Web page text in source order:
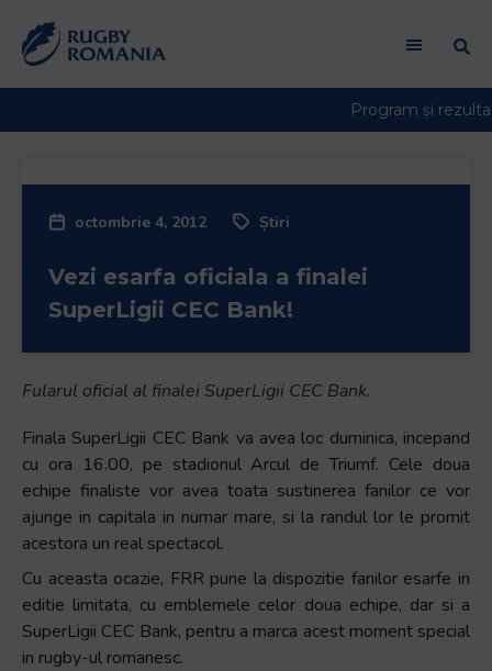
in
One
Accessibility
reader,
press
"Ctrl
octombrie 4, 2012 Știri
Vezi esarfa oficiala a finalei
SuperLigii CEC Bank!
Fularul oficial al finalei SuperLigii CEC Bank.
Finala SuperLigii CEC Bank va avea loc duminica, incepand
cu ora 16.00, pe stadionul Arcul de Triumf. Cele doua
echipe finaliste vor avea toata sustinerea fanilor ce vor
ajunge in capitala in numar mare, si la randul lor le promit
acestora un real spectacol.
Cu aceasta ocazie, FRR pune la dispozitie fanilor esarfe in
editie limitata, cu emblemele celor doua echipe, dar si a
SuperLigii CEC Bank, pentru a marca acest moment special
in rugby-ul romanesc.